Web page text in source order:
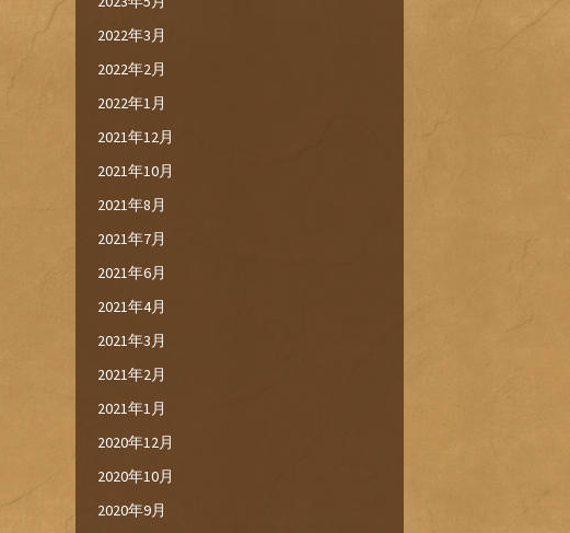
2022年3月
2022年2月
2022年1月
2021年12月
2021年10月
2021年8月
2021年7月
2021年6月
2021年4月
2021年3月
2021年2月
2021年1月
2020年12月
2020年10月
2020年9月